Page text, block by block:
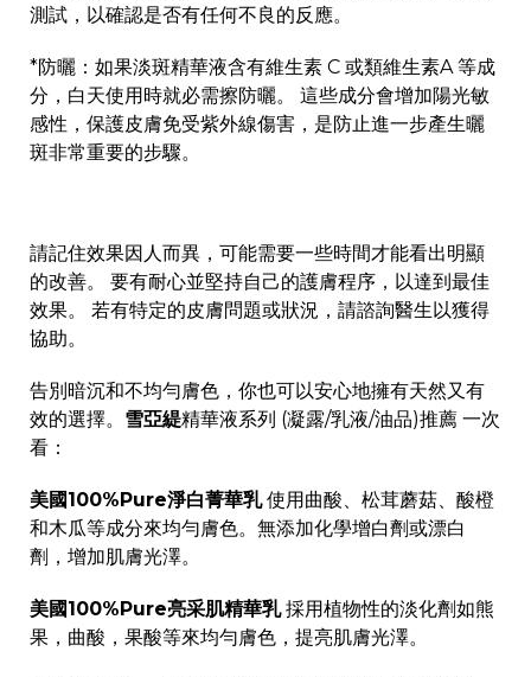
測試，以確認是否有任何不良的反應。
*防曬：如果淡斑精華液含有維生素 C 或類維生素A 等成
分，白天使用時就必需擦防曬。 這些成分會增加陽光敏
感性，保護皮膚免受紫外線傷害，是防止進一步產生曬
斑非常重要的步驟。
請記住效果因人而異，可能需要一些時間才能看出明顯
的改善。 要有耐心並堅持自己的護膚程序，以達到最佳
效果。 若有特定的皮膚問題或狀況，請諮詢醫生以獲得
協助。
告別暗沉和不均勻膚色，你也可以安心地擁有天然又有
效的選擇。 雪亞緹精華液系列 (凝露/乳液/油品)推薦 一次
看：
美國100%Pure淨白菁華乳使用曲酸、松茸蘑菇、酸橙
和木瓜等成分來均勻膚色。無添加化學增白劑或漂白
劑，增加肌膚光澤。
美國100%Pure亮采肌精華乳採用植物性的淡化劑如熊
果，曲酸，果酸等來均勻膚色，提亮肌膚光澤。